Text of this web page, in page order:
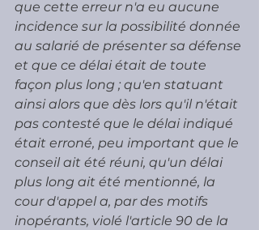
que cette erreur n'a eu aucune
incidence sur la possibilité donnée
au salarié de présenter sa défense
et que ce délai était de toute
façon plus long ; qu'en statuant
ainsi alors que dès lors qu'il n'était
pas contesté que le délai indiqué
était erroné, peu important que le
conseil ait été réuni, qu'un délai
plus long ait été mentionné, la
cour d'appel a, par des motifs
inopérants, violé l'article 90 de la